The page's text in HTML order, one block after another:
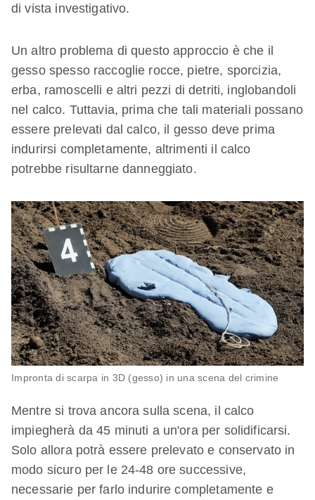
di vista investigativo.
Un altro problema di questo approccio è che il
gesso spesso raccoglie rocce, pietre, sporcizia,
erba, ramoscelli e altri pezzi di detriti, inglobandoli
nel calco. Tuttavia, prima che tali materiali possano
essere prelevati dal calco, il gesso deve prima
indurirsi completamente, altrimenti il calco
potrebbe risultarne danneggiato.
Impronta di scarpa in 3D (gesso) in una scena del crimine
Mentre si trova ancora sulla scena, il calco
impiegherà da 45 minuti a un'ora per solidificarsi.
Solo allora potrà essere prelevato e conservato in
modo sicuro per le 24-48 ore successive,
necessarie per farlo indurire completamente e